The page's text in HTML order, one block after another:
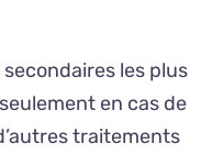
les plus
en cas de
traitements